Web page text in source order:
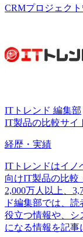
CRMプロジェク
ITトレンド 編集部
IT製品の比較サイ
経歴・実績
ITトレンドはイノ
向けIT製品の比較
2,000万人以上、
ド編集部では、
役立つ情報や、シ
になる情報を記事